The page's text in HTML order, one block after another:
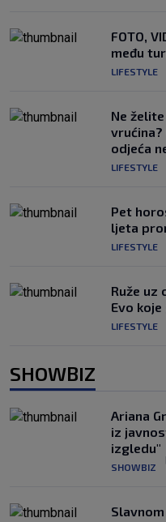
FOTO,
među
LIFESTYLE
Ne
vrućina?
odjeća
LIFESTYLE
Pet
ljeta
LIFESTYLE
Ruže uz
Evo
LIFESTYLE
SHOWBIZ
Ariana
iz
izgledu"
SHOWBIZ